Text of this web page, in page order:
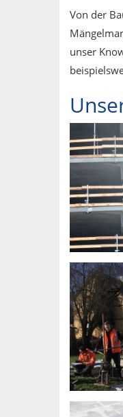
Von der
unser